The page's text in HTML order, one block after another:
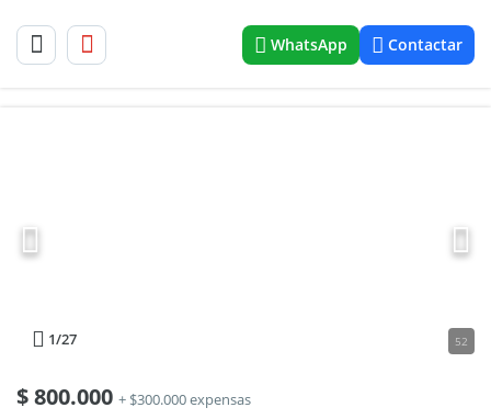
WhatsApp Contactar
1/27 52
$800.000 + $300.000 expensas